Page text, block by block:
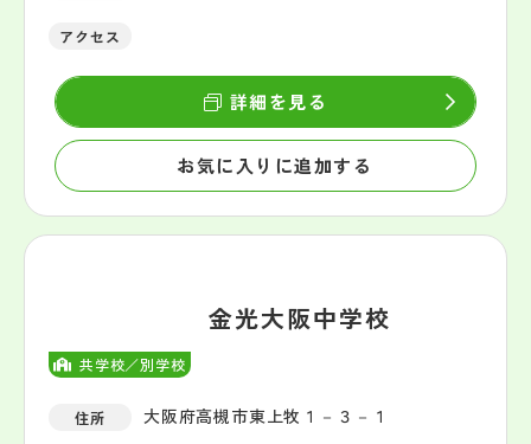
アクセス
お気に入りに追加する
詳細を見る
共学校／別学校
金光大阪中学校
住所 大阪府高槻市東上牧１－３－１